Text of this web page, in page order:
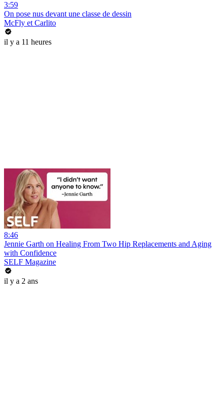
3:59
On pose nus devant une classe de dessin
McFly et Carlito
il y a 11 heures
8:46
Jennie Garth on Healing From Two Hip Replacements and Aging
with Confidence
SELF Magazine
il y a 2 ans